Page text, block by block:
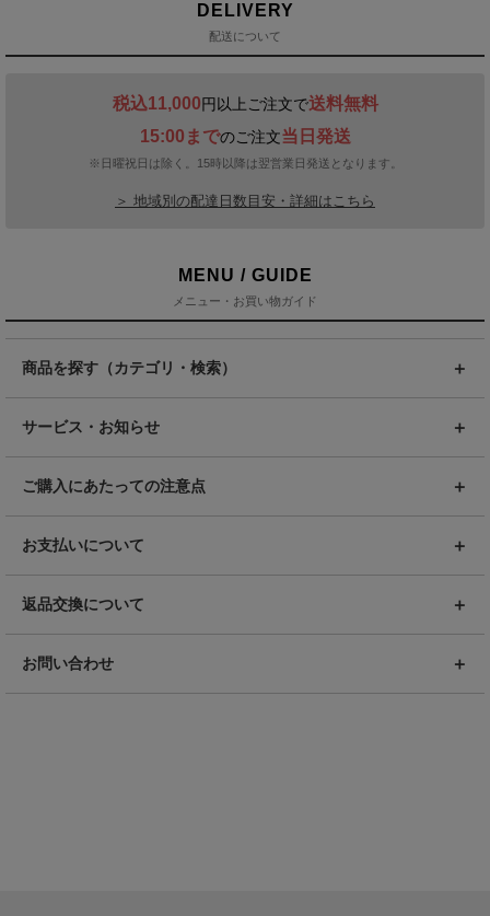
DELIVERY
配送について
税込11,000円以上ご注文で送料無料
15:00までのご注文当日発送
※日曜祝日は除く。15時以降は翌営業日発送となります。
＞ 地域別の配達日数目安・詳細はこちら
MENU / GUIDE
メニュー・お買い物ガイド
商品を探す（カテゴリ・検索）
サービス・お知らせ
ご購入にあたっての注意点
お支払いについて
返品交換について
お問い合わせ